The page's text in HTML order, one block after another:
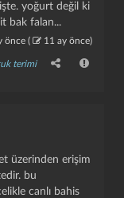
yoğurt değil ki
bak falan...
önce ( 11 ay önce)
terimi
üzerinden erişim
bu
canlı bahis